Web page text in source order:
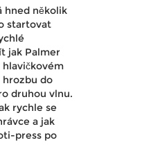
hned několik
startovat
jak Palmer
hrozbu do
druhou vlnu.
rychle se
a jak
press po